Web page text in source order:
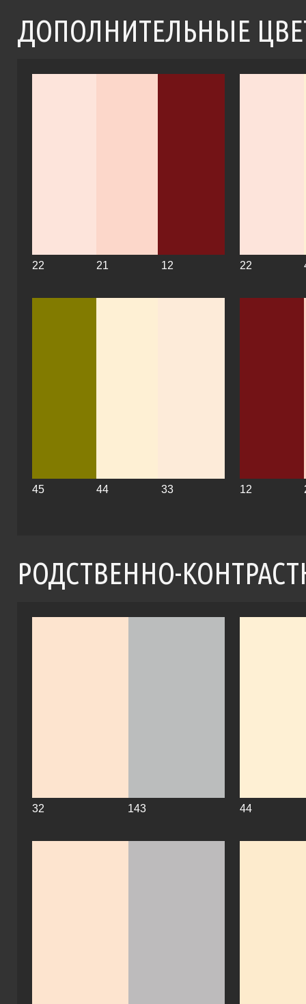
ДОПОЛНИТЕЛЬНЫЕ
22 21 12 22
45 44 33 12
РОДСТВЕННО-
32 143 44